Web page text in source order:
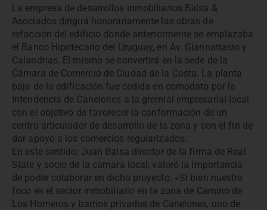
La empresa de desarrollos inmobiliarios Balsa &
Asociados dirigirá honorariamente las obras de
refacción del edificio donde anteriormente se emplazaba
el Banco Hipotecario del Uruguay, en Av. Giannattasio y
Calandrias. El mismo se convertirá en la sede de la
Cámara de Comercio de Ciudad de la Costa. La planta
baja de la edificación fue cedida en comodato por la
Intendencia de Canelones a la gremial empresarial local
con el objetivo de favorecer la conformación de un
centro articulador de desarrollo de la zona y con el fin de
dar apoyo a los comercios regularizados.
En este sentido; Juan Balsa director de la firma de Real
State y socio de la cámara local, valoró la importancia
de poder colaborar en dicho proyecto. «Si bien nuestro
foco es el sector inmobiliario en la zona de Camino de
Los Horneros y barrios privados de Canelones, uno de